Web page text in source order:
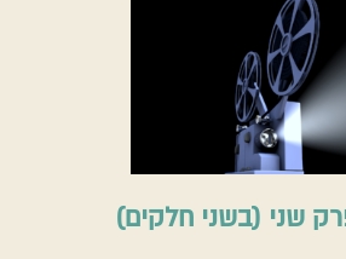
שני (בשני חלקים)